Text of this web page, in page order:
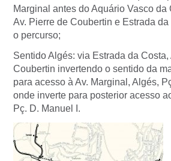
Marginal antes do Aquário Vasco da
Av. Pierre de Coubertin e Estrada
o percurso;
Sentido Algés: via Estrada da Costa,
Coubertin invertendo o sentido da
para acesso à Av. Marginal, Algés,
onde inverte para posterior acesso
Pç. D. Manuel I.